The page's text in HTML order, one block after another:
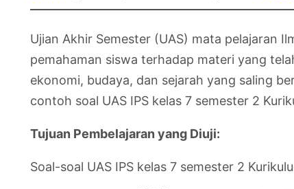
Ujian Akhir Semester (UAS) mata pelajaran
pemahaman siswa terhadap materi yang
ekonomi, budaya, dan sejarah yang saling
contoh soal UAS IPS kelas 7 semester 2
Tujuan Pembelajaran yang Diuji:
Soal-soal UAS IPS kelas 7 semester 2